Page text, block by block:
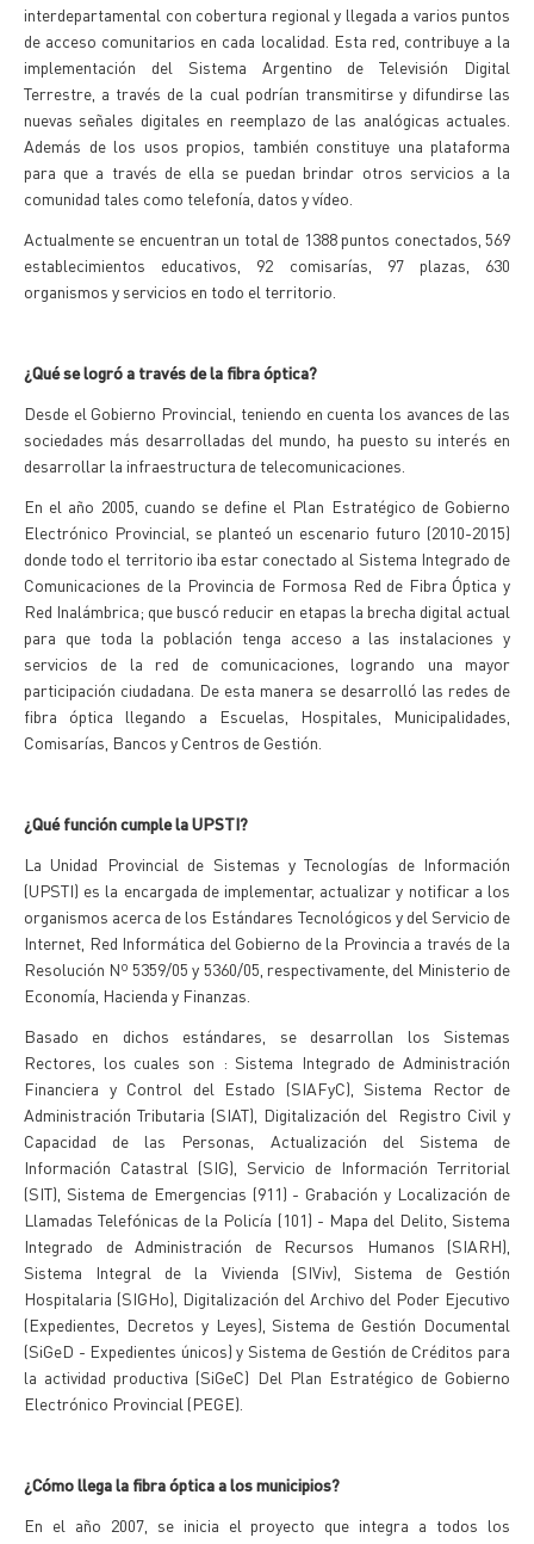
interdepartamental con cobertura regional y llegada a varios puntos
de acceso comunitarios en cada localidad. Esta red, contribuye a la
implementación del Sistema Argentino de Televisión Digital
Terrestre, a través de la cual podrían transmitirse y difundirse las
nuevas señales digitales en reemplazo de las analógicas actuales.
Además de los usos propios, también constituye una plataforma
para que a través de ella se puedan brindar otros servicios a la
comunidad tales como telefonía, datos y vídeo.
Actualmente se encuentran un total de 1388 puntos conectados, 569
establecimientos educativos, 92 comisarías, 97 plazas, 630
organismos y servicios en todo el territorio.
¿Qué se logró a través de la fibra óptica?
Desde el Gobierno Provincial, teniendo en cuenta los avances de las
sociedades más desarrolladas del mundo, ha puesto su interés en
desarrollar la infraestructura de telecomunicaciones.
En el año 2005, cuando se define el Plan Estratégico de Gobierno
Electrónico Provincial, se planteó un escenario futuro (2010-2015)
donde todo el territorio iba estar conectado al Sistema Integrado de
Comunicaciones de la Provincia de Formosa Red de Fibra Óptica y
Red Inalámbrica; que buscó reducir en etapas la brecha digital actual
para que toda la población tenga acceso a las instalaciones y
servicios de la red de comunicaciones, logrando una mayor
participación ciudadana. De esta manera se desarrolló las redes de
fibra óptica llegando a Escuelas, Hospitales, Municipalidades,
Comisarías, Bancos y Centros de Gestión.
¿Qué función cumple la UPSTI?
La Unidad Provincial de Sistemas y Tecnologías de Información
(UPSTI) es la encargada de implementar, actualizar y notificar a los
organismos acerca de los Estándares Tecnológicos y del Servicio de
Internet, Red Informática del Gobierno de la Provincia a través de la
Resolución Nº 5359/05 y 5360/05, respectivamente, del Ministerio de
Economía, Hacienda y Finanzas.
Basado en dichos estándares, se desarrollan los Sistemas
Rectores, los cuales son : Sistema Integrado de Administración
Financiera y Control del Estado (SIAFyC), Sistema Rector de
Administración Tributaria (SIAT), Digitalización del Registro Civil y
Capacidad de las Personas, Actualización del Sistema de
Información Catastral (SIG), Servicio de Información Territorial
(SIT), Sistema de Emergencias (911) - Grabación y Localización de
Llamadas Telefónicas de la Policía (101) - Mapa del Delito, Sistema
Integrado de Administración de Recursos Humanos (SIARH),
Sistema Integral de la Vivienda (SIViv), Sistema de Gestión
Hospitalaria (SIGHo), Digitalización del Archivo del Poder Ejecutivo
(Expedientes, Decretos y Leyes), Sistema de Gestión Documental
(SiGeD - Expedientes únicos) y Sistema de Gestión de Créditos para
la actividad productiva (SiGeC) Del Plan Estratégico de Gobierno
Electrónico Provincial (PEGE).
¿Cómo llega la fibra óptica a los municipios?
En el año 2007, se inicia el proyecto que integra a todos los